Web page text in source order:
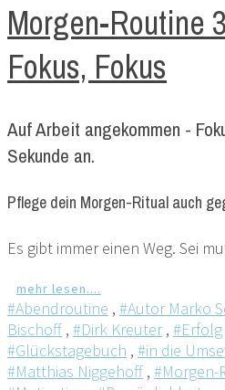
Morgen-Routine
Fokus, Fokus
Auf Arbeit angekommen -
Sekunde an.
Pflege dein Morgen-Ritual auch
Es gibt immer einen Weg. Sei
mehr lesen....
#Abendroutine , #Autor Marko
Bischoff , #Dirk Kreuter, #Erfolg
#Glückstagebuch , #in die
#Matthias Niggehoff , #Morgen-